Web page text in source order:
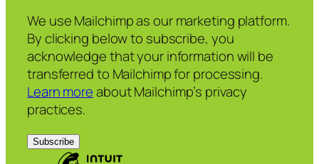
We use Mailchimp as our marketing platform.
By clicking below to subscribe, you
acknowledge that your information will be
transferred to Mailchimp for processing.
Learn moreabout Mailchimp’s privacy
practices.